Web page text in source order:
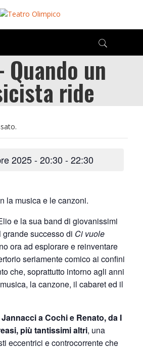
Quando un
ride
2025 - 20:30 -22:30
la musica e le canzoni.
e la sua band di giovanissimi
successo di Ci vuole
ora ad esplorare e reinventare
seriamente comico ai confini
che, soprattutto intorno agli anni
la canzone, il cabaret ed il
Jannacci a Cochi e Renato, da I
più tantissimi altri, una
eccentrici e controcorrente che